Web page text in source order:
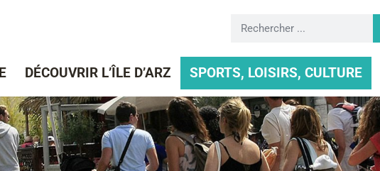
DÉCOUVRIR L’ÎLE D’ARZ SPORTS, LOISIRS, CULTURE